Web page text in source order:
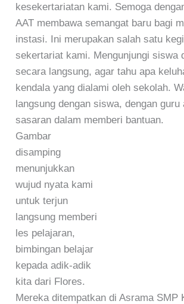
kesekertariatan kami. Semoga
AAT membawa semangat baru bagi
instasi. Ini merupakan salah satu
sekertariat kami. Mengunjungi siswa
secara langsung, agar tahu apa
kendala yang dialami oleh sekolah.
langsung dengan siswa, dengan
sasaran dalam memberi bantuan.
Gambar
disamping
menunjukkan
wujud nyata kami
untuk terjun
langsung memberi
les pelajaran,
bimbingan belajar
kepada adik-adik
kita dari Flores.
Mereka ditempatkan di Asrama SMP